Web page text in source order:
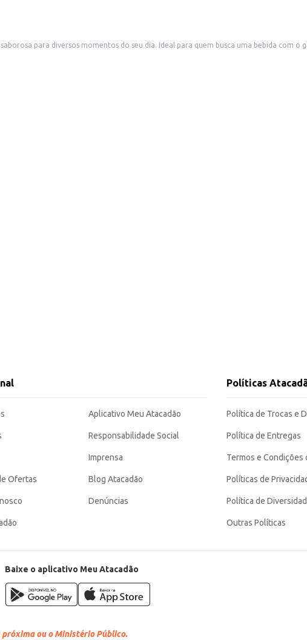
para diversos momentos do seu dia. Ideal para quem busca uma bebida com
bom custo-benefício.
Ofertas
Aplicativo Meu Atacadão
Responsabilidade Social
Imprensa
Blog Atacadão
Denúncias
Políticas
Política de Trocas e
Política de Entregas
Termos e Condições
Políticas de
Política de
Outras Políticas
Baixe o aplicativo Meu Atacadão
próxima ou o Ministério Público.